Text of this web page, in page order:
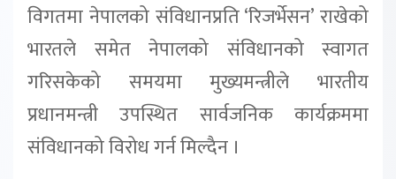
विगतमा नेपालको संविधानप्रति ‘रिजर्भेसन’ राखेको
भारतले समेत नेपालको संविधानको स्वागत
गरिसकेको समयमा मुख्यमन्त्रीले भारतीय
प्रधानमन्त्री उपस्थित सार्वजनिक कार्यक्रममा
संविधानको विरोध गर्न मिल्दैन ।